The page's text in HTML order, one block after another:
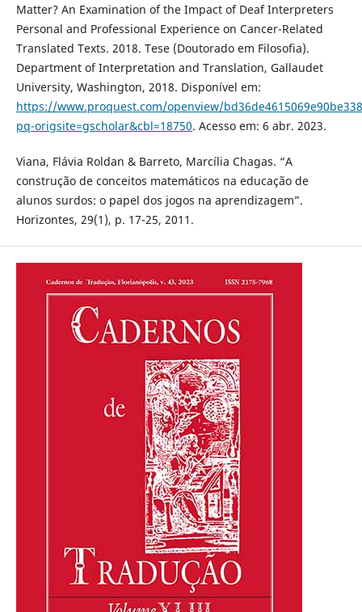
Matter? An Examination of the Impact of Deaf Interpreters
Personal and Professional Experience on Cancer-Related
Translated Texts. 2018. Tese (Doutorado em Filosofia).
Department of Interpretation and Translation, Gallaudet
University, Washington, 2018. Disponível em:
https://www.proquest.com/openview/
pq-origsite=gscholar&cbl=18750. Acesso em: 6 abr. 2023.
Viana, Flávia Roldan & Barreto, Marcília Chagas. “A
construção de conceitos matemáticos na educação de
alunos surdos: o papel dos jogos na aprendizagem”.
Horizontes, 29(1), p. 17-25, 2011.